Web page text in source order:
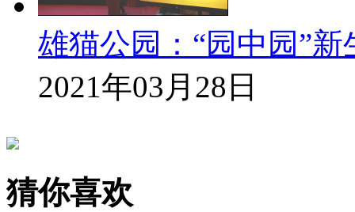
雄猫公园：“园中园”
2021年03月28日
猜你喜欢